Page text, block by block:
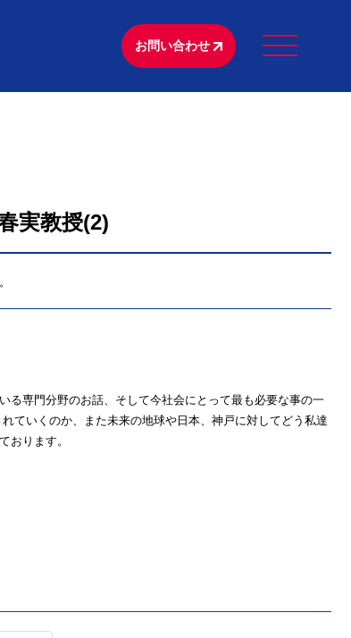
お問い合わせ
実教授(2)
る専門分野のお話、そして今社会にとって最も必要な事の一
ていくのか、また未来の地球や日本、神戸に対してどう私達
おります。